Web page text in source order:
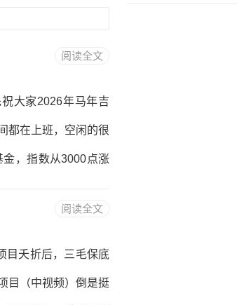
阅读全文
大家2026年马年吉
都在上班，空闲的很
，指数从3000点涨
白蜀黍买的是恒生
阅读全文
目夭折后，三毛保底
目（中视频）倒是挺